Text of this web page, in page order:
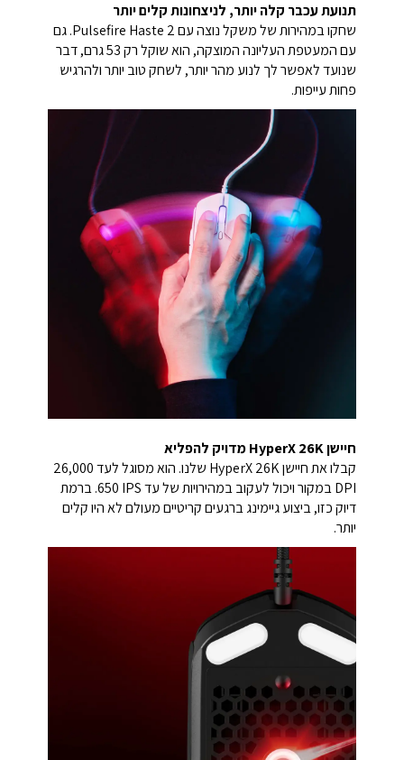
תנועת עכבר קלה יותר, לניצחונות קלים יותר
שחקו במהירות של משקל נוצה עם Pulsefire Haste 2. גם
עם המעטפת העליונה המוצקה, הוא שוקל רק 53 גרם, דבר
שנועד לאפשר לך לנוע מהר יותר, לשחק טוב יותר ולהרגיש
פחות עייפות.
חיישן HyperX 26K מדויק להפליא
קבלו את חיישן HyperX 26K שלנו. הוא מסוגל לעד ‎26,000
DPI במקור ויכול לעקוב במהירויות של עד ‎650 IPS. ברמת
דיוק כזו, ביצוע גיימינג ברגעים קריטיים מעולם לא היו קלים
יותר.